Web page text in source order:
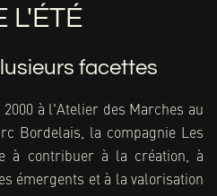
L'ÉTÉ
facettes
2000 à l'Atelier des Marches au
Bordelais, la compagnie Les
à contribuer à la création, à
émergents et à la valorisation